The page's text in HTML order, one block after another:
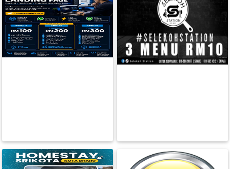
Design Gempak, Poket Tak
Koyak! Biar Bisnes Nampak
Mewah Wal
RM 0.00
SELEKOH STATION PCB KOTA
BAHRU
RM 10.00
BACA LAGI
FESYEN
WANITA(0)
MINYAK
WANGI(8)